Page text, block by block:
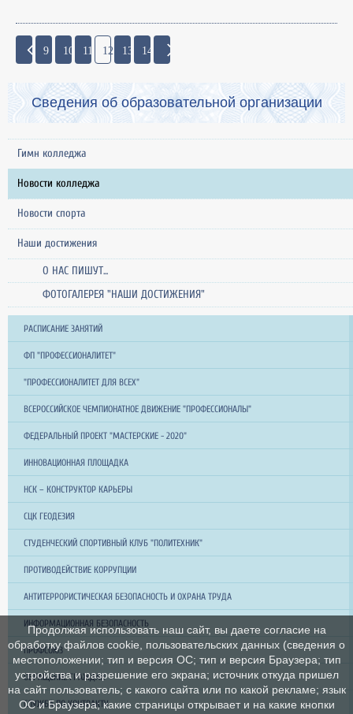
9 10 11 12 13 14
Сведения об образовательной организации
Гимн колледжа
Новости колледжа
Новости спорта
Наши достижения
О НАС ПИШУТ...
ФОТОГАЛЕРЕЯ "НАШИ ДОСТИЖЕНИЯ"
РАСПИСАНИЕ ЗАНЯТИЙ
ФП "ПРОФЕССИОНАЛИТЕТ"
"ПРОФЕССИОНАЛИТЕТ ДЛЯ ВСЕХ"
ВСЕРОССИЙСКОЕ ЧЕМПИОНАТНОЕ ДВИЖЕНИЕ "ПРОФЕССИОНАЛЫ"
ФЕДЕРАЛЬНЫЙ ПРОЕКТ "МАСТЕРСКИЕ - 2020"
ИННОВАЦИОННАЯ ПЛОЩАДКА
НСК – КОНСТРУКТОР КАРЬЕРЫ
СЦК ГЕОДЕЗИЯ
СТУДЕНЧЕСКИЙ СПОРТИВНЫЙ КЛУБ "ПОЛИТЕХНИК"
ПРОТИВОДЕЙСТВИЕ КОРРУПЦИИ
АНТИТЕРРОРИСТИЧЕСКАЯ БЕЗОПАСНОСТЬ И ОХРАНА ТРУДА
ИНФОРМАЦИОННАЯ БЕЗОПАСНОСТЬ
ПРОФСОЮЗ
ОБРАЩЕНИЕ ГРАЖДАН
СЛУЖБА ПО КОНТРАКТУ
Продолжая использовать наш сайт, вы даете согласие на
обработку файлов cookie, пользовательских данных (сведения о
местоположении; тип и версия ОС; тип и версия Браузера; тип
устройства и разрешение его экрана; источник откуда пришел
на сайт пользователь; с какого сайта или по какой рекламе; язык
ОС и Браузера; какие страницы открывает и на какие кнопки